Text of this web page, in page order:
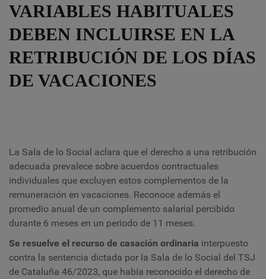
VARIABLES HABITUALES
DEBEN INCLUIRSE EN LA
RETRIBUCIÓN DE LOS DÍAS
DE VACACIONES
La Sala de lo Social aclara que el derecho a una retribución
adecuada prevalece sobre acuerdos contractuales
individuales que excluyen estos complementos de la
remuneración en vacaciones. Reconoce además el
promedio anual de un complemento salarial percibido
durante 6 meses en un periodo de 11 meses.
Se resuelve el recurso de casación ordinaria interpuesto
contra la sentencia dictada por la Sala de lo Social del TSJ
de Cataluña 46/2023, que había reconocido el derecho de